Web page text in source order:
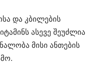
და კბილების
ასევე შეუძლია
მისი ანთების